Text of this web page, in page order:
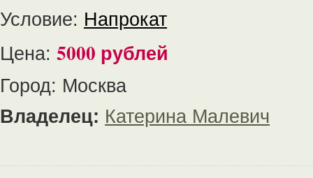
Условие: Напрокат
Цена: 5000 рублей
Город: Москва
Владелец: Катерина Малевич